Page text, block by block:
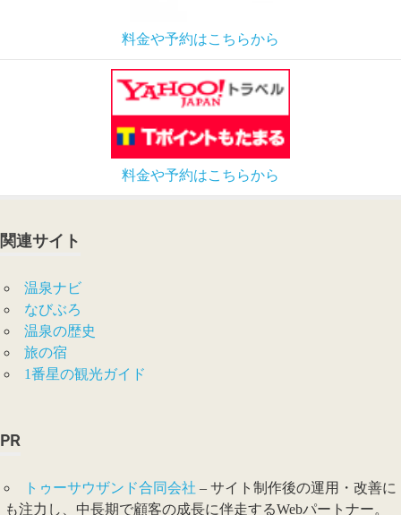
料金や予約はこちらから
料金や予約はこちらから
関連サイト
温泉ナビ
なびぶろ
温泉の歴史
旅の宿
1番星の観光ガイド
PR
トゥーサウザンド合同会社 – サイト制作後の運用・改善に
も注力し、中長期で顧客の成長に伴走するWebパートナー。